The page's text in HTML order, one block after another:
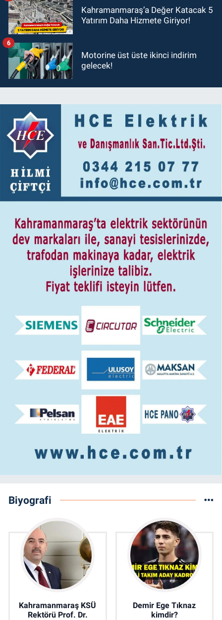
Kahramanmaraş’a Değer Katacak 5
Yatırım Daha Hizmete Giriyor!
Motorine üst üste ikinci indirim
gelecek!
6
Biyografi
Kahramanmaraş KSÜ
Rektörü Prof. Dr.
Demir Ege Tıknaz
kimdir?